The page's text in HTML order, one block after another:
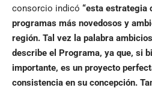
consorcio indicó “esta estrategia
programas más novedosos y
región. Tal vez la palabra
describe el Programa, ya que, si
importante, es un proyecto
consistencia en su concepción.